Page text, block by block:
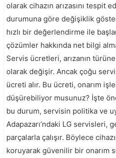
olarak cihazın arızasını tespit
durumuna göre değişiklik
hızlı bir değerlendirme ile
çözümler hakkında net bilgi
Servis ücretleri, arızanın
olarak değişir. Ancak çoğu
ücreti alır. Bu ücreti, onarım
düşürebiliyor musunuz? İşte
bu durum, servisin politika ve
Adapazarı’ndaki LG servisleri,
parçalarla çalışır. Böylece
koruyarak güvenilir bir onarım